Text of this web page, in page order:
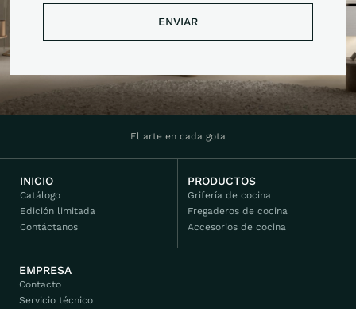
ENVIAR
El arte en cada gota
INICIO
Catálogo
Edición limitada
Contáctanos
PRODUCTOS
Grifería de cocina
Fregaderos de cocina
Accesorios de cocina
EMPRESA
Contacto
Servicio técnico